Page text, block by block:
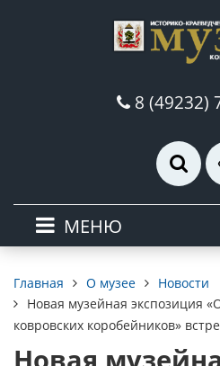
8 (49232)
МЕНЮ
Главная О музее
Новости
Новая музейная экспозиция
ковровских коробейников»